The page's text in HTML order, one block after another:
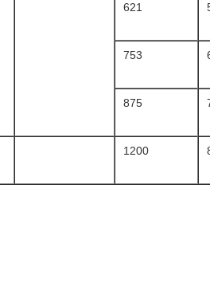
621
753
875
1200